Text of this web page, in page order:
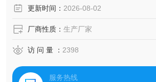
更新时间： 2026-08-02
厂商性质： 生产厂家
访 问 量 ： 2398
服务热线